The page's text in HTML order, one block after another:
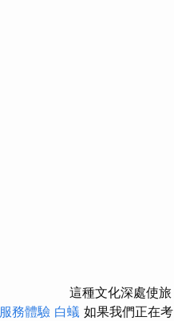
這種文化深處使旅
務體驗 白蟻 如果我們正在考